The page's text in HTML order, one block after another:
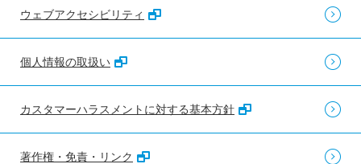
ウェブアクセシビリティ
個人情報の取扱い
カスタマーハラスメントに対する基本方針
著作権・免責・リンク